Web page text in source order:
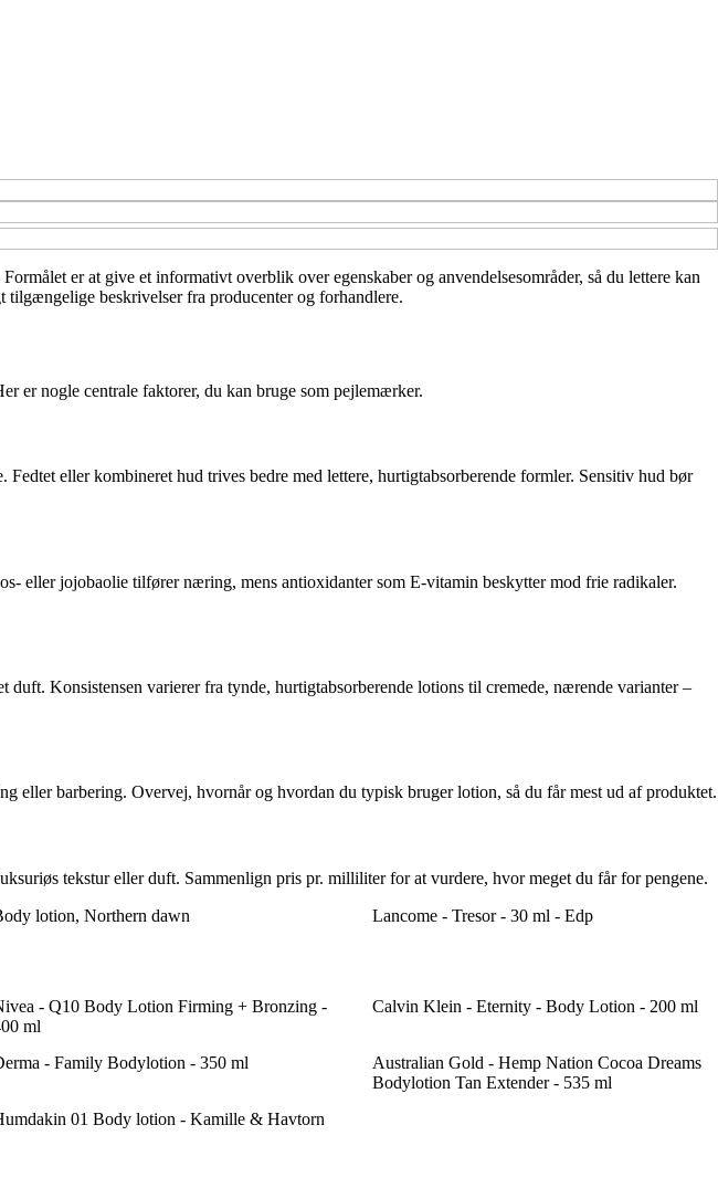
er at give et informativt overblik over egenskaber og anvendelsesområder, så du lettere kan
beskrivelser fra producenter og forhandlere.
er nogle centrale faktorer, du kan bruge som pejlemærker.
eller kombineret hud trives bedre med lettere, hurtigtabsorberende formler. Sensitiv hud bør
eller jojobaolie tilfører næring, mens antioxidanter som E-vitamin beskytter mod frie radikaler.
Konsistensen varierer fra tynde, hurtigtabsorberende lotions til cremede, nærende varianter –
eller barbering. Overvej, hvornår og hvordan du typisk bruger lotion, så du får mest ud af produktet.
tekstur eller duft. Sammenlign pris pr. milliliter for at vurdere, hvor meget du får for pengene.
lotion, Northern dawn Lancome - Tresor - 30 ml - Edp
- Q10 Body Lotion Firming + Bronzing -
ml
Calvin Klein - Eternity - Body Lotion - 200 ml
- Family Bodylotion - 350 ml
Australian Gold - Hemp Nation Cocoa Dreams
Bodylotion Tan Extender - 535 ml
01 Body lotion - Kamille & Havtorn